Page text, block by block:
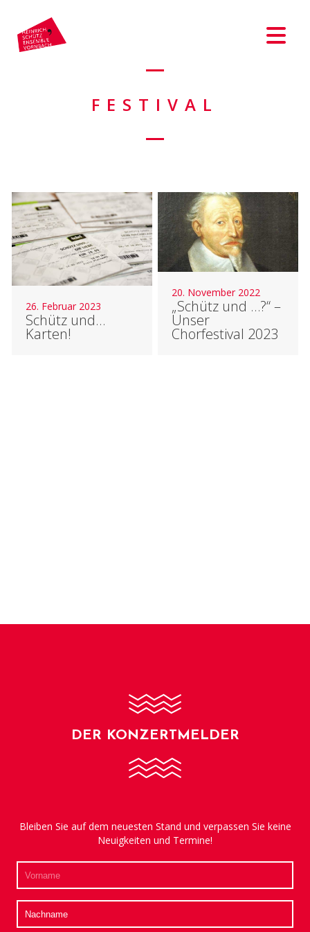
FESTIVAL
26. Februar 2023
Schütz und…
Karten!
20. November 2022
„Schütz und …?“ –
Unser
Chorfestival 2023
DER KONZERTMELDER
Bleiben Sie auf dem neuesten Stand und verpassen Sie keine
Neuigkeiten und Termine!